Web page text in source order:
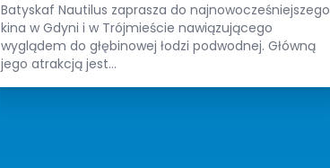
Batyskaf Nautilus zaprasza do najnowocześniejszego
kina w Gdyni i w Trójmieście nawiązującego
wyglądem do głębinowej łodzi podwodnej. Główną
jego atrakcją jest...